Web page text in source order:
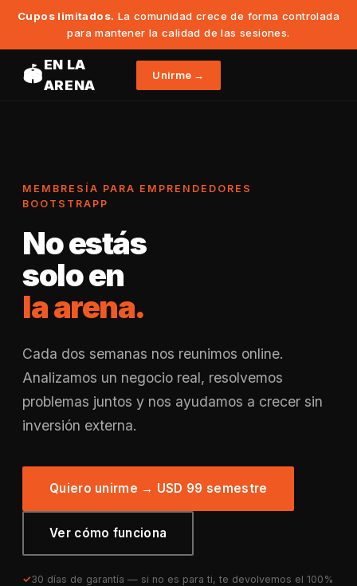
Cupos limitados. La comunidad crece de forma controlada
para mantener la calidad de las sesiones.
🏟️EN LA
ARENA
Unirme →
MEMBRESÍA PARA EMPRENDEDORES
BOOTSTRAPP
No estás
solo en
la arena.
Cada dos semanas nos reunimos online.
Analizamos un negocio real, resolvemos
problemas juntos y nos ayudamos a crecer sin
inversión externa.
Quiero unirme → USD 99 semestre
Ver cómo funciona
30 días de garantía — si no es para ti, te devolvemos el 100%